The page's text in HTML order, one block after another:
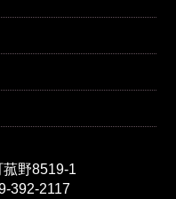
野8519-1
392-2117